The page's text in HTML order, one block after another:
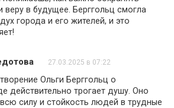
веру в будущее. Берггольц смогла
города и его жителей, и это
27.03.2025 в 07:22
Ольги Берггольц о
действительно трогает душу. Оно
силу и стойкость людей в трудные